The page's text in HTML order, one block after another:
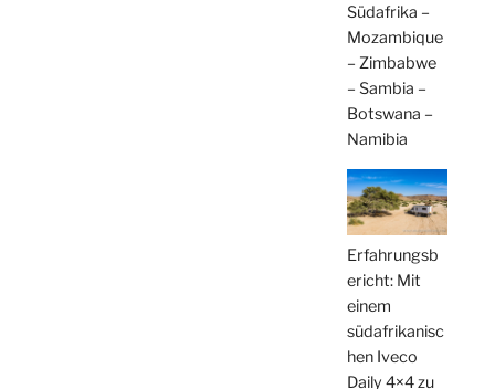
Südafrika –
Mozambique
– Zimbabwe
– Sambia –
Botswana –
Namibia
Erfahrungsb
ericht: Mit
einem
südafrikanisc
hen Iveco
Daily 4×4 zu